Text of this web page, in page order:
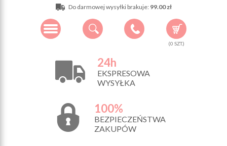
Do darmowej wysyłki brakuje: 99.00 zł
(0 SZT.)
24h
EKSPRESOWA
WYSYŁKA
100%
BEZPIECZEŃSTWA
ZAKUPÓW